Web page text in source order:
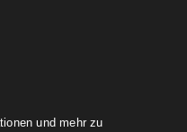
und mehr zu